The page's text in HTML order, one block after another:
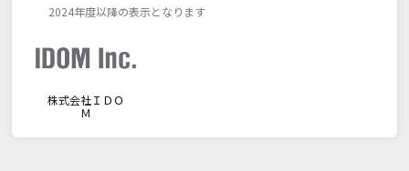
2024年度以降の表示となります
株式会社ＩＤＯ
Ｍ